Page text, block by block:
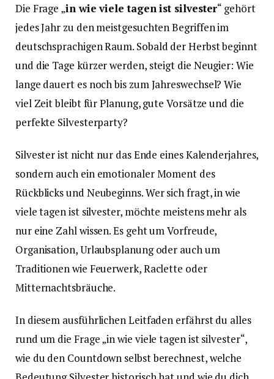
Die Frage „in wie viele tagen ist silvester“ gehört
jedes Jahr zu den meistgesuchten Begriffen im
deutschsprachigen Raum. Sobald der Herbst beginnt
und die Tage kürzer werden, steigt die Neugier: Wie
lange dauert es noch bis zum Jahreswechsel? Wie
viel Zeit bleibt für Planung, gute Vorsätze und die
perfekte Silvesterparty?
Silvester ist nicht nur das Ende eines Kalenderjahres,
sondern auch ein emotionaler Moment des
Rückblicks und Neubeginns. Wer sich fragt, in wie
viele tagen ist silvester, möchte meistens mehr als
nur eine Zahl wissen. Es geht um Vorfreude,
Organisation, Urlaubsplanung oder auch um
Traditionen wie Feuerwerk, Raclette oder
Mitternachtsbräuche.
In diesem ausführlichen Leitfaden erfährst du alles
rund um die Frage „in wie viele tagen ist silvester“,
wie du den Countdown selbst berechnest, welche